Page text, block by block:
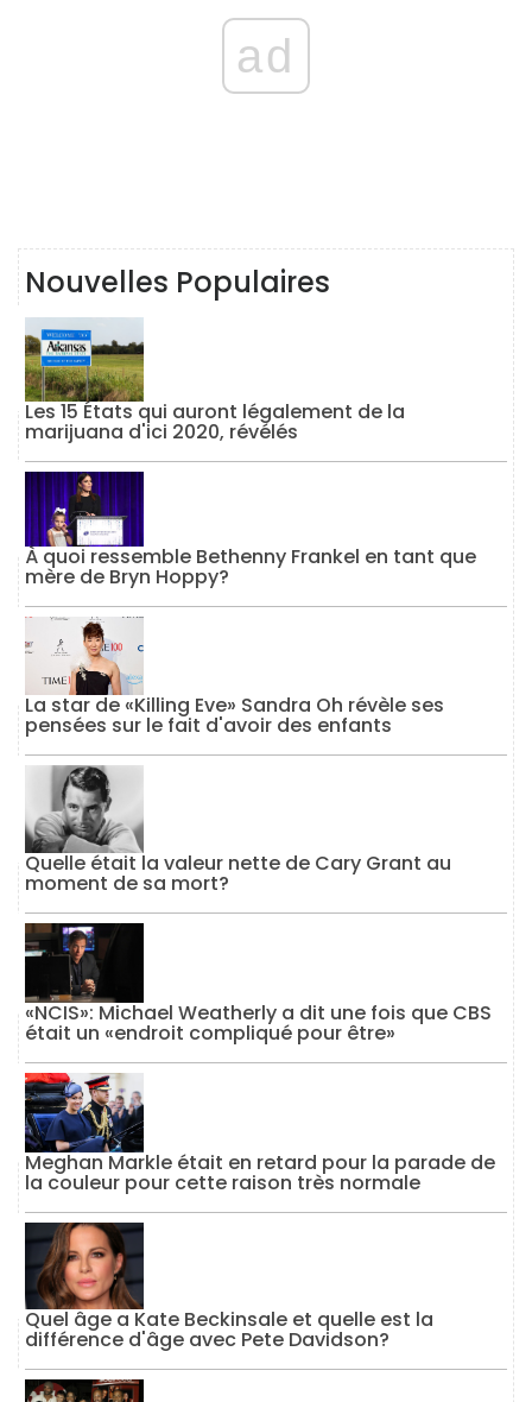
ad
Nouvelles Populaires
Les 15 États qui auront légalement de la
marijuana d'ici 2020, révélés
À quoi ressemble Bethenny Frankel en tant que
mère de Bryn Hoppy?
La star de «Killing Eve» Sandra Oh révèle ses
pensées sur le fait d'avoir des enfants
Quelle était la valeur nette de Cary Grant au
moment de sa mort?
«NCIS»: Michael Weatherly a dit une fois que CBS
était un «endroit compliqué pour être»
Meghan Markle était en retard pour la parade de
la couleur pour cette raison très normale
Quel âge a Kate Beckinsale et quelle est la
différence d'âge avec Pete Davidson?